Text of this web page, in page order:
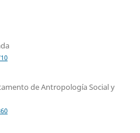
de Antropología Social y